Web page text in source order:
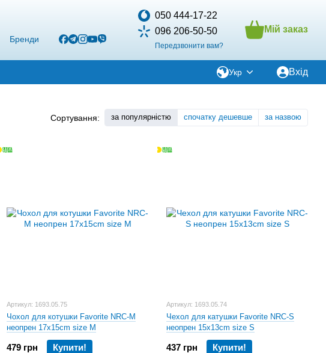
Бренди
050 444-17-22
096 206-50-50
Передзвонити вам?
Мій заказ
Укр Вхід
Сортування: за популярністю спочатку дешевше за назвою
Артикул: 1693.05.75
Чохол для котушки Favorite NRC-M
неопрен 17x15cm size M
479 грн Купити!
Артикул: 1693.05.74
Чехол для катушки Favorite NRC-S
неопрен 15x13cm size S
437 грн Купити!